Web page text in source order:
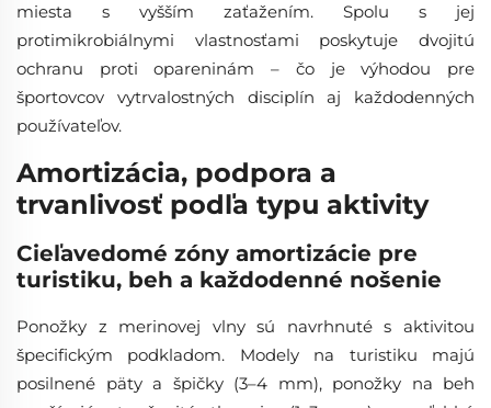
miesta s vyšším zaťažením. Spolu s jej
protimikrobiálnymi vlastnosťami poskytuje dvojitú
ochranu proti opareninám – čo je výhodou pre
športovcov vytrvalostných disciplín aj každodenných
používateľov.
Amortizácia, podpora a
trvanlivosť podľa typu aktivity
Cieľavedomé zóny amortizácie pre
turistiku, beh a každodenné nošenie
Ponožky z merinovej vlny sú navrhnuté s aktivitou
špecifickým podkladom. Modely na turistiku majú
posilnené päty a špičky (3–4 mm), ponožky na beh